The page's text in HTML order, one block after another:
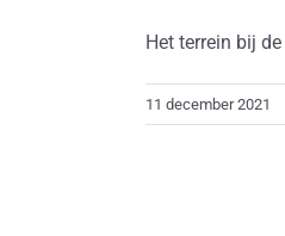
Het terrein bij
11 december 2021